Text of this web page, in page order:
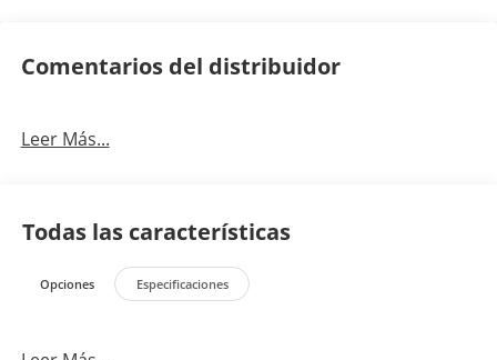
Comentarios del distribuidor
Leer Más...
Todas las características
Opciones Especificaciones